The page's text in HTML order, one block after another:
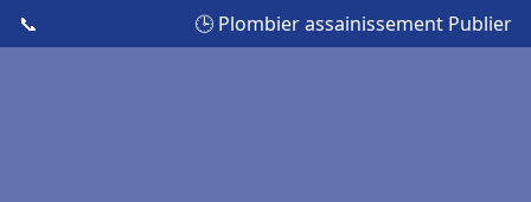
📞 🕒 Plombier assainissement Publier